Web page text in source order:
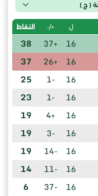
ل +/- النقاط
16
+37
38
16
+26
37
16
-1
25
16
-1
23
16
+4
19
16
-3
19
16
-14
19
16
-11
14
16
-37
6